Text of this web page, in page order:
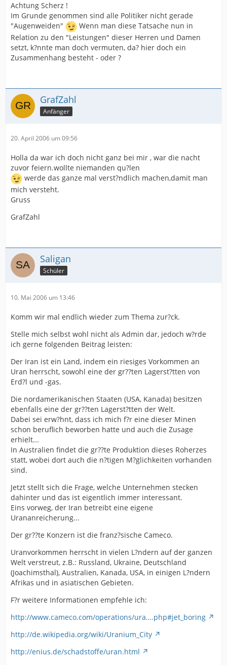
Achtung Scherz !
Im Grunde genommen sind alle Politiker nicht gerade
"Augenweiden"
Wenn man diese Tatsache nun in
Relation zu den "Leistungen" dieser Herren und Damen
setzt, k?nnte man doch vermuten, da? hier doch ein
Zusammenhang besteht - oder ?
GrafZahl
Anfänger
20. April 2006 um 09:56
Holla da war ich doch nicht ganz bei mir , war die nacht
zuvor feiern.wollte niemanden qu?len
werde das ganze mal verst?ndlich machen,damit man
mich versteht.
Gruss
GrafZahl
Saligan
Schüler
10. Mai 2006 um 13:46
Komm wir mal endlich wieder zum Thema zur?ck.
Stelle mich selbst wohl nicht als Admin dar, jedoch w?rde
ich gerne folgenden Beitrag leisten:
Der Iran ist ein Land, indem ein riesiges Vorkommen an
Uran herrscht, sowohl eine der gr??ten Lagerst?tten von
Erd?l und -gas.
Die nordamerikanischen Staaten (USA, Kanada) besitzen
ebenfalls eine der gr??ten Lagerst?tten der Welt.
Dabei sei erw?hnt, dass ich mich f?r eine dieser Minen
schon beruflich beworben hatte und auch die Zusage
erhielt...
In Australien findet die gr??te Produktion dieses Roherzes
statt, wobei dort auch die n?tigen M?glichkeiten vorhanden
sind.
Jetzt stellt sich die Frage, welche Unternehmen stecken
dahinter und das ist eigentlich immer interessant.
Eins vorweg, der Iran betreibt eine eigene
Urananreicherung...
Der gr??te Konzern ist die franz?sische Cameco.
Uranvorkommen herrscht in vielen L?ndern auf der ganzen
Welt verstreut, z.B.: Russland, Ukraine, Deutschland
(Joachimsthal), Australien, Kanada, USA, in einigen L?ndern
Afrikas und in asiatischen Gebieten.
F?r weitere Informationen empfehle ich:
http://www.cameco.com/operations/ura….php#jet_boring
http://de.wikipedia.org/wiki/Uranium_City
http://enius.de/schadstoffe/uran.html